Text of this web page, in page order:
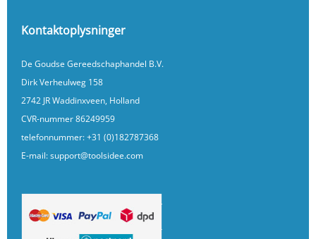
Kontaktoplysninger
De Goudse Gereedschaphandel B.V.
Dirk Verheulweg 158
2742 JR Waddinxveen, Holland
CVR-nummer 86249959
telefonnummer:+31 (0)182787368
E-mail:support@toolsidee.com